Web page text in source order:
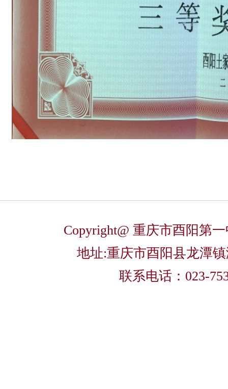
Copyright@ 重庆市酉阳第
地址:重庆市酉阳县龙潭
联系电话：023-